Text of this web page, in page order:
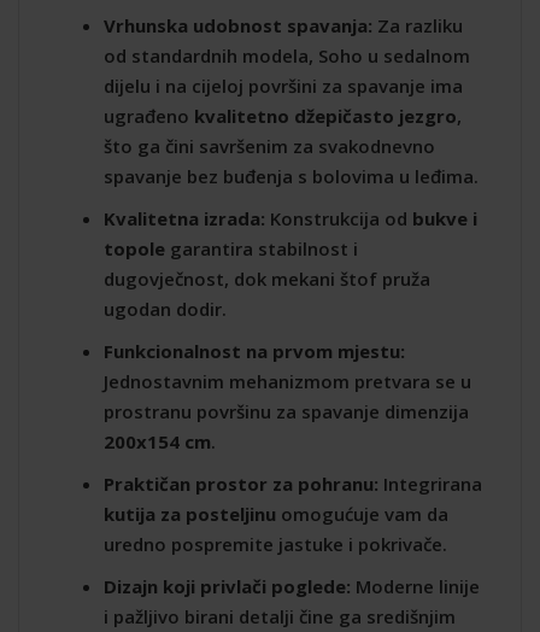
Vrhunska udobnost spavanja: Za razliku
od standardnih modela, Soho u sedalnom
dijelu i na cijeloj površini za spavanje ima
ugrađeno kvalitetno džepičasto jezgro,
što ga čini savršenim za svakodnevno
spavanje bez buđenja s bolovima u leđima.
Kvalitetna izrada: Konstrukcija od bukve i
topole garantira stabilnost i
dugovječnost, dok mekani štof pruža
ugodan dodir.
Funkcionalnost na prvom mjestu:
Jednostavnim mehanizmom pretvara se u
prostranu površinu za spavanje dimenzija
200x154 cm.
Praktičan prostor za pohranu: Integrirana
kutija za posteljinu omogućuje vam da
uredno pospremite jastuke i pokrivače.
Dizajn koji privlači poglede: Moderne linije
i pažljivo birani detalji čine ga središnjim